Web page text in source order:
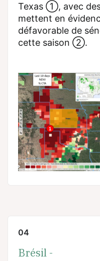
Texas ①, avec
mettent en
défavorable de
cette saison ②.
04
Brésil -